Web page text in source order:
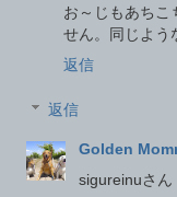
お～じもあちこ
せん。同じよう
返信
返信
Golden
sigureinuさん